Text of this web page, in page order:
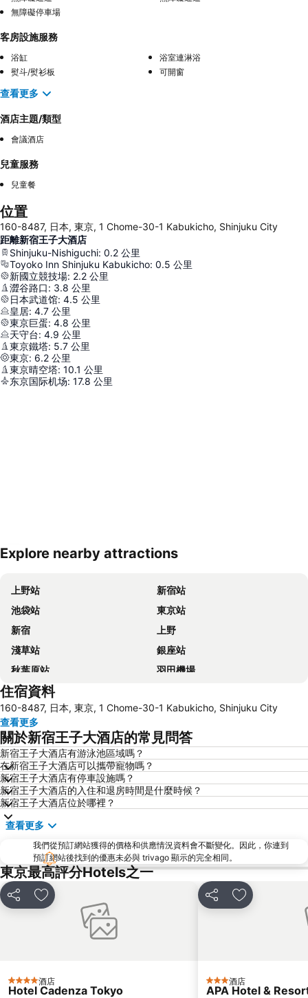
無障礙停車場
客房設施服務
浴缸
浴室連淋浴
熨斗/熨衫板
可開窗
查看更多
酒店主題/類型
會議酒店
兒童服務
兒童餐
位置
160-8487, 日本, 東京, 1 Chome-30-1 Kabukicho, Shinjuku City
距離新宿王子大酒店
Shinjuku-Nishiguchi: 0.2 公里
Toyoko Inn Shinjuku Kabukicho: 0.5 公里
新國立競技場: 2.2 公里
澀谷路口: 3.8 公里
日本武道馆: 4.5 公里
皇居: 4.7 公里
東京巨蛋: 4.8 公里
天守台: 4.9 公里
東京鐵塔: 5.7 公里
東京: 6.2 公里
東京晴空塔: 10.1 公里
东京国际机场: 17.8 公里
展開地圖
Explore nearby attractions
上野站
新宿站
池袋站
東京站
新宿
上野
淺草站
銀座站
秋葉原站
羽田機場
品川站
錦系釘站
橫濱車站
東京迪士尼
新橋站
日本橋站
Shibuya
Haneda Airport International Terminal Station
淺草寺
赤坂站
東京巨蛋城
六本木車站
原宿站
羽田機場 東京國際機場
築地魚市場
御台場 (台場)
Kawasaki Station
東京迪士尼海洋
太陽城
Nippori Station
Tachikawa Station
Gotanda Station
水道橋站
Shinjuku-gyoemmae Metro Station
住宿資料
160-8487, 日本, 東京, 1 Chome-30-1 Kabukicho, Shinjuku City
查看更多
關於新宿王子大酒店的常見問答
新宿王子大酒店有游泳池區域嗎？
在新宿王子大酒店可以攜帶寵物嗎？
新宿王子大酒店有停車設施嗎？
新宿王子大酒店的入住和退房時間是什麼時候？
新宿王子大酒店位於哪裡？
查看更多
我們從預訂網站獲得的價格和供應情況資料會不斷變化。因此，你連到
預訂網站後找到的優惠未必與 trivago 顯示的完全相同。
東京最高評分Hotels之一
分享 放到收藏夾
4 星級 酒店
Hotel Cadenza Tokyo
分享 放到收藏夾
3 星級酒店
APA Hotel &